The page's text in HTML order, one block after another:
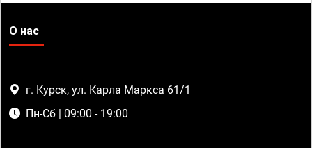
О нас
г. Курск, ул. Карла Маркса 61/1
Пн-Сб | 09:00 - 19:00